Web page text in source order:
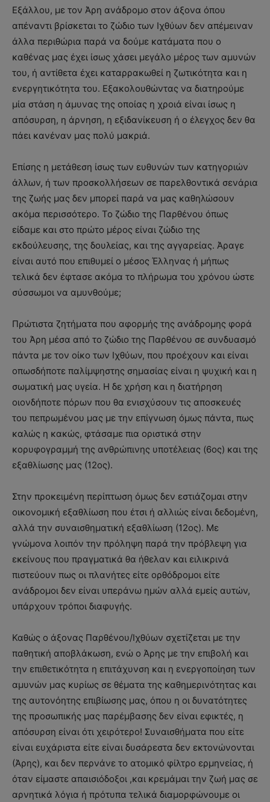
Εξάλλου, με τον Άρη ανάδρομο στον άξονα όπου
απέναντι βρίσκεται το ζώδιο των Ιχθύων δεν απέμειναν
άλλα περιθώρια παρά να δούμε κατάματα που ο
καθένας μας έχει ίσως χάσει μεγάλο μέρος των αμυνών
του, ή αντίθετα έχει καταρρακωθεί η ζωτικότητα και η
ενεργητικότητα του. Εξακολουθώντας να διατηρούμε
μία στάση η άμυνας της οποίας η χροιά είναι ίσως η
απόσυρση, η άρνηση, η εξιδανίκευση ή ο έλεγχος δεν θα
πάει κανέναν μας πολύ μακριά.
Επίσης η μετάθεση ίσως των ευθυνών των κατηγοριών
άλλων, ή των προσκολλήσεων σε παρελθοντικά σενάρια
της ζωής μας δεν μπορεί παρά να μας καθηλώσουν
ακόμα περισσότερο. Το ζώδιο της Παρθένου όπως
είδαμε και στο πρώτο μέρος είναι ζώδιο της
εκδούλευσης, της δουλείας, και της αγγαρείας. Άραγε
είναι αυτό που επιθυμεί ο μέσος Έλληνας ή μήπως
τελικά δεν έφτασε ακόμα το πλήρωμα του χρόνου ώστε
σύσσωμοι να αμυνθούμε;
Πρώτιστα ζητήματα που αφορμής της ανάδρομης φορά
του Άρη μέσα από το ζώδιο της Παρθένου σε συνδυασμό
πάντα με τον οίκο των Ιχθύων, που προέχουν και είναι
οπωσδήποτε παλίμψηστης σημασίας είναι η ψυχική και η
σωματική μας υγεία. Η δε χρήση και η διατήρηση
οιονδήποτε πόρων που θα ενισχύσουν τις αποσκευές
του πεπρωμένου μας με την επίγνωση όμως πάντα, πως
καλώς η κακώς, φτάσαμε πια οριστικά στην
κορυφογραμμή της ανθρώπινης υποτέλειας (6ος) και της
εξαθλίωσης μας (12ος).
Στην προκειμένη περίπτωση όμως δεν εστιάζομαι στην
οικονομική εξαθλίωση που έτσι ή αλλιώς είναι δεδομένη,
αλλά την συναισθηματική εξαθλίωση (12ος). Με
γνώμονα λοιπόν την πρόληψη παρά την πρόβλεψη για
εκείνους που πραγματικά θα ήθελαν και ειλικρινά
πιστεύουν πως οι πλανήτες είτε ορθόδρομοι είτε
ανάδρομοι δεν είναι υπεράνω ημών αλλά εμείς αυτών,
υπάρχουν τρόποι διαφυγής.
Καθώς ο άξονας Παρθένου/Ιχθύων σχετίζεται με την
παθητική αποβλάκωση, ενώ ο Άρης με την επιβολή και
την επιθετικότητα η επιτάχυνση και η ενεργοποίηση των
αμυνών μας κυρίως σε θέματα της καθημερινότητας και
της αυτονόητης επιβίωσης μας, όπου η οι δυνατότητες
της προσωπικής μας παρέμβασης δεν είναι εφικτές, η
απόσυρση είναι ότι χειρότερο! Συναισθήματα που είτε
είναι ευχάριστα είτε είναι δυσάρεστα δεν εκτονώνονται
(Άρης), και δεν περνάνε το ατομικό φίλτρο ερμηνείας, ή
όταν είμαστε απαισιόδοξοι ,και κρεμάμαι την ζωή μας σε
αρνητικά λόγια ή πρότυπα τελικά διαμορφώνουμε οι